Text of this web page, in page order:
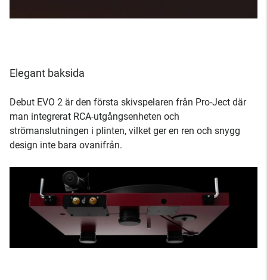
Elegant baksida
Debut EVO 2 är den första skivspelaren från Pro-Ject där
man integrerat RCA-utgångsenheten och
strömanslutningen i plinten, vilket ger en ren och snygg
design inte bara ovanifrån.